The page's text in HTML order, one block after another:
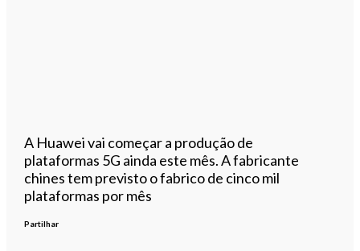
A Huawei vai começar a produção de
plataformas 5G ainda este mês. A fabricante
chines tem previsto o fabrico de cinco mil
plataformas por mês
Partilhar